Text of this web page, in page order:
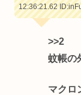
12:36:21.62
>>2
蚊帳の
マクロ